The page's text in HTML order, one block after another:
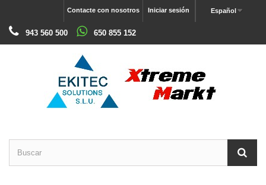
Español
Iniciar sesión
Contacte con nosotros
943 560 500 650 855 152